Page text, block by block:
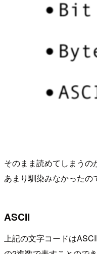
そのまま読めてしまうの
あまり馴染みなかったの
ASCII
上記の文字コードは